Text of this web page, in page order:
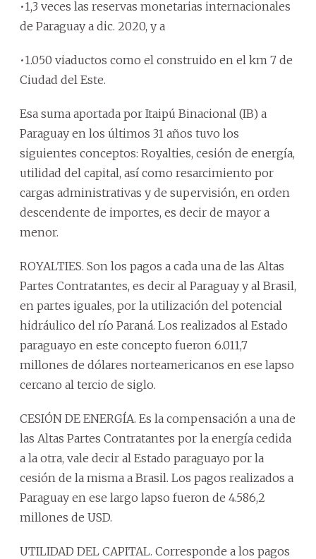
•1,3 veces las reservas monetarias internacionales
de Paraguay a dic. 2020, y a
•1.050 viaductos como el construido en el km 7 de
Ciudad del Este.
Esa suma aportada por Itaipú Binacional (IB) a
Paraguay en los últimos 31 años tuvo los
siguientes conceptos: Royalties, cesión de energía,
utilidad del capital, así como resarcimiento por
cargas administrativas y de supervisión, en orden
descendente de importes, es decir de mayor a
menor.
ROYALTIES. Son los pagos a cada una de las Altas
Partes Contratantes, es decir al Paraguay y al Brasil,
en partes iguales, por la utilización del potencial
hidráulico del río Paraná. Los realizados al Estado
paraguayo en este concepto fueron 6.011,7
millones de dólares norteamericanos en ese lapso
cercano al tercio de siglo.
CESIÓN DE ENERGÍA. Es la compensación a una de
las Altas Partes Contratantes por la energía cedida
a la otra, vale decir al Estado paraguayo por la
cesión de la misma a Brasil. Los pagos realizados a
Paraguay en ese largo lapso fueron de 4.586,2
millones de USD.
UTILIDAD DEL CAPITAL. Corresponde a los pagos